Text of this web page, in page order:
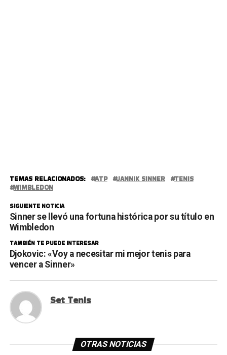
TEMAS RELACIONADOS: ATP JANNIK SINNER
TENIS
WIMBLEDON
SIGUIENTE NOTICIA
Sinner se llevó una fortuna histórica por su título en
Wimbledon
TAMBIÉN TE PUEDE INTERESAR
Djokovic: «Voy a necesitar mi mejor tenis para
vencer a Sinner»
Set Tenis
OTRAS NOTICIAS